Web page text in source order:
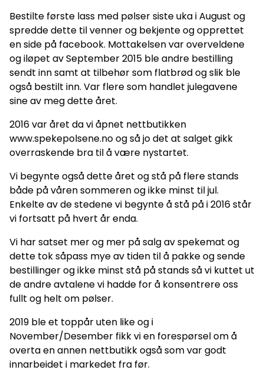
Bestilte første lass med pølser siste uka i August og
spredde dette til venner og bekjente og opprettet
en side på facebook. Mottakelsen var overveldene
og iløpet av September 2015 ble andre bestilling
sendt inn samt at tilbehør som flatbrød og slik ble
også bestilt inn. Var flere som handlet julegavene
sine av meg dette året.
2016 var året da vi åpnet nettbutikken
www.spekepolsene.no og så jo det at salget gikk
overraskende bra til å være nystartet.
Vi begynte også dette året og stå på flere stands
både på våren sommeren og ikke minst til jul.
Enkelte av de stedene vi begynte å stå på i 2016 står
vi fortsatt på hvert år enda.
Vi har satset mer og mer på salg av spekemat og
dette tok såpass mye av tiden til å pakke og sende
bestillinger og ikke minst stå på stands så vi kuttet ut
de andre avtalene vi hadde for å konsentrere oss
fullt og helt om pølser.
2019 ble et toppår uten like og i
November/Desember fikk vi en forespørsel om å
overta en annen nettbutikk også som var godt
innarbeidet i markedet fra før.